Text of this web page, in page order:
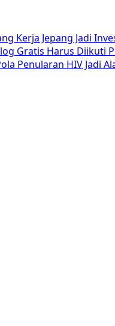
Kerja Jepang Jadi
Gratis Harus Diikuti
Penularan HIV Jadi